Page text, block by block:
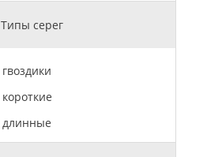
Типы серег
гвоздики
короткие
длинные